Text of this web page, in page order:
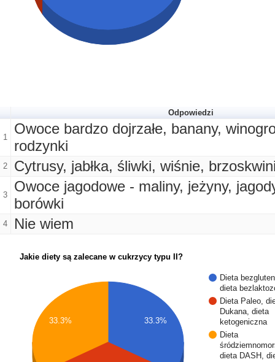
Odpowiedzi
1
Owoce bardzo dojrzałe, banany,
rodzynki
2 Cytrusy, jabłka, śliwki, wiśnie,
3
Owoce jagodowe - maliny, jeżyny,
borówki
4 Nie wiem
Jakie diety są zalecane w cukrzycy typu II?
Dieta
dieta
Dieta Paleo,
Dukana, dieta
ketogeniczna
Dieta
dieta DASH,
33.3%
33.3%